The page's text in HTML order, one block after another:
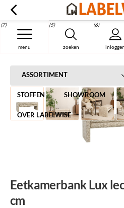
zoeken
(5)
inloggen
(6)
menu
(7)
Menu
ASSORTIMENT
STOFFEN SHOWROOM
OVER LABELWISE
Home Eetkamerbank Lux
Eetkamerbank Lux
cm